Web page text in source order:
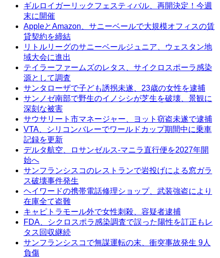
ギルロイガーリックフェスティバル、再開決定！今週
末に開催
AppleとAmazon、サニーベールで大規模オフィスの賃
貸契約を締結
リトルリーグのサニーベールジュニア、ウェスタン地
域大会に進出
テイラーファームズのレタス、サイクロスポーラ感染
源として調査
サンタローザで子ども誘拐未遂、23歳の女性を逮捕
サンノゼ南部で野生のイノシシが芝生を破壊、景観に
深刻な被害
サウサリート市マネージャー、ヨット窃盗未遂で逮捕
VTA、シリコンバレーでワールドカップ期間中に乗車
記録を更新
デルタ航空、ロサンゼルス-マニラ直行便を2027年開
始へ
サンフランシスコのレストランで岩投げによる窓ガラ
ス破壊事件発生
ヘイワードの携帯電話修理ショップ、武装強盗により
在庫全て盗難
キャピトラモール外で女性刺殺、容疑者逮捕
FDA、シクロスポラ感染調査で誤った陽性を訂正もレ
タス回収継続
サンフランシスコで無謀運転の末、衝突事故発生 9人
負傷